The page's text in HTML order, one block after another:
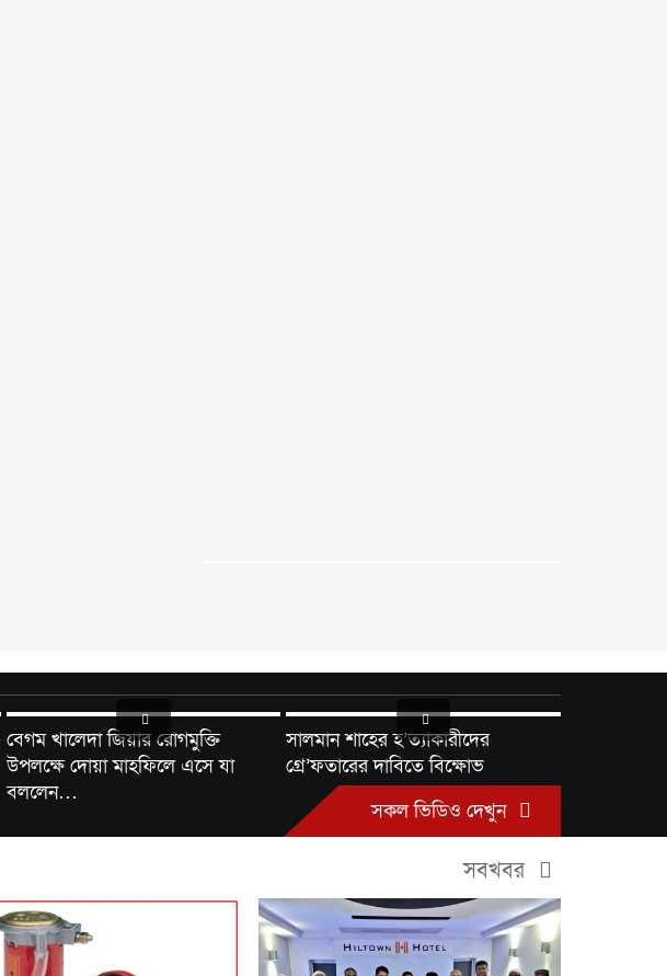
বেগম খালেদা জিয়ার রোগমুক্তি
উপলক্ষে দোয়া মাহফিলে এসে যা
বললেন…
সালমান শাহের হ’ত্যাকারীদের
গ্রে’ফতারের দাবিতে বিক্ষোভ
সকল ভিডিও দেখুন
সবখবর